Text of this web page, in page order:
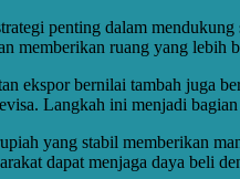
penting dalam
memberikan ruang yang lebih
ekspor bernilai tambah juga
Langkah ini menjadi
yang stabil memberikan
dapat menjaga daya beli